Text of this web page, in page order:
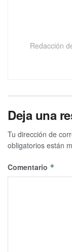
Redacción
Deja una
Tu dirección de
obligatorios están
Comentario *